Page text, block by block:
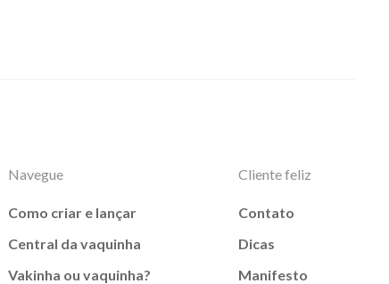
Navegue
Como criar e lançar
Central da vaquinha
Vakinha ou vaquinha?
Cliente feliz
Contato
Dicas
Manifesto